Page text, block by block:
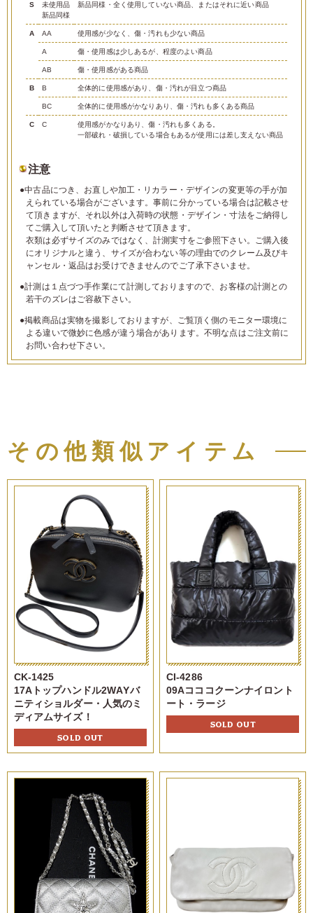
S
未使用品
新品同様
新品同様・全く使用していない商品、またはそれに近い商品
A AA 使用感が少なく、傷・汚れも少ない商品
A 傷・使用感は少しあるが、程度のよい商品
AB 傷・使用感がある商品
B B 全体的に使用感があり、傷・汚れが目立つ商品
BC 全体的に使用感がかなりあり、傷・汚れも多くある商品
C C
使用感がかなりあり、傷・汚れも多くある。
一部破れ・破損している場合もあるが使用には差し支えない商品
注意
●中古品につき、お直しや加工・リカラー・デザインの変更等の手が加
えられている場合がございます。事前に分かっている場合は記載させ
て頂きますが、それ以外は入荷時の状態・デザイン・寸法をご納得し
てご購入して頂いたと判断させて頂きます。
衣類は必ずサイズのみではなく、計測実寸をご参照下さい。ご購入後
にオリジナルと違う、サイズが合わない等の理由でのクレーム及びキ
ャンセル・返品はお受けできませんのでご了承下さいませ。
●計測は１点づつ手作業にて計測しておりますので、お客様の計測との
若干のズレはご容赦下さい。
●掲載商品は実物を撮影しておりますが、ご覧頂く側のモニター環境に
よる違いで微妙に色感が違う場合があります。不明な点はご注文前に
お問い合わせ下さい。
その他類似アイテム
CK-1425
17Aトップハンドル2WAYバ
ニティショルダー・人気のミ
ディアムサイズ！
SOLD OUT
CI-4286
09Aコココクーンナイロント
ート・ラージ
SOLD OUT